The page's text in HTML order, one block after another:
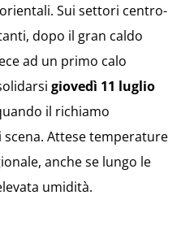
Sui settori centro-
dopo il gran caldo
ad un primo calo
giovedì 11 luglio
il richiamo
Attese temperature
anche se lungo le
umidità.